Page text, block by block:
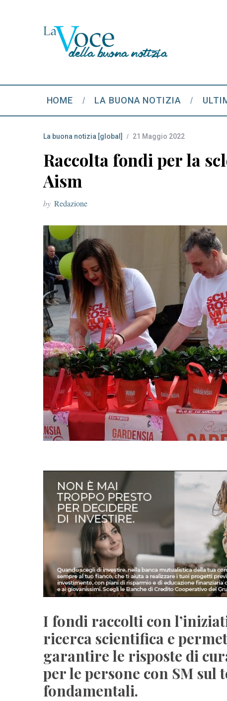
HOME LA BUONA NOTIZIA
La buona notizia [global] 21 Maggio 2022
Raccolta fondi per la
Aism
by Redazione
I fondi raccolti con
ricerca scientifica e
garantire le risposte di
per le persone con SM
fondamentali.